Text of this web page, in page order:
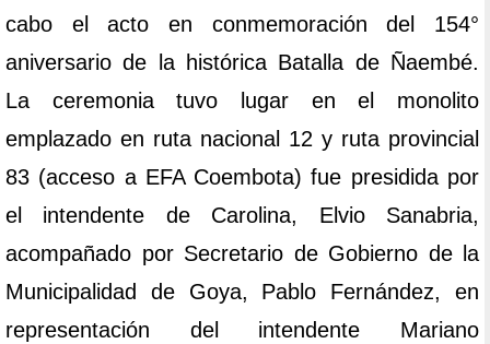
cabo el acto en conmemoración del 154°
aniversario de la histórica Batalla de Ñaembé.
La ceremonia tuvo lugar en el monolito
emplazado en ruta nacional 12 y ruta provincial
83 (acceso a EFA Coembota) fue presidida por
el intendente de Carolina, Elvio Sanabria,
acompañado por Secretario de Gobierno de la
Municipalidad de Goya, Pablo Fernández, en
representación del intendente Mariano